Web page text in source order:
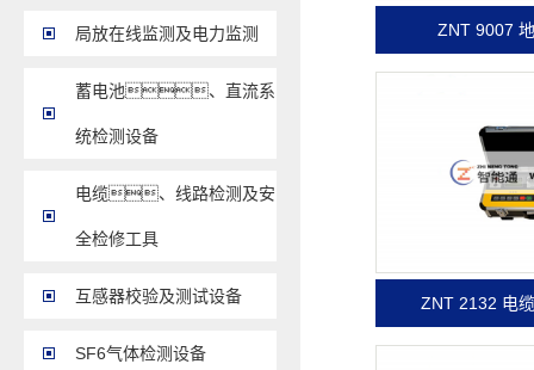
局放在线监测及电力监测
蓄电池、直流系
统检测设备
电缆、线路检测及安
全检修工具
互感器校验及测试设备
SF6气体检测设备
ZNT 9007
ZNT 2132 电